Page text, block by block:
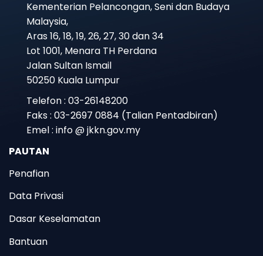
Kementerian Pelancongan, Seni dan Budaya
Malaysia,
Aras 16, 18, 19, 26, 27, 30 dan 34
Lot 1001, Menara TH Perdana
Jalan Sultan Ismail
50250 Kuala Lumpur
Telefon : 03-26148200
Faks : 03-2697 0884 (Talian Pentadbiran)
Emel : info @ jkkn.gov.my
PAUTAN
Penafian
Data Privasi
Dasar Keselamatan
Bantuan